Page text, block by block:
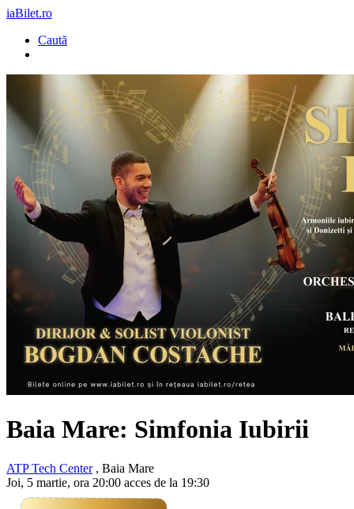
iaBilet.ro
Caută
Baia Mare: Simfonia Iubirii
ATP Tech Center, Baia Mare
Joi, 5 martie, ora 20:00 acces de la 19:30